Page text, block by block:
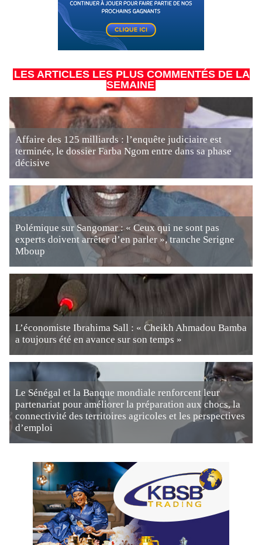
LES ARTICLES LES PLUS COMMENTÉS DE LA
SEMAINE
Affaire des 125 milliards : l’enquête judiciaire est
terminée, le dossier Farba Ngom entre dans sa phase
décisive
Polémique sur Sangomar : « Ceux qui ne sont pas
experts doivent arrêter d’en parler », tranche Serigne
Mboup
L’économiste Ibrahima Sall : « Cheikh Ahmadou Bamba
a toujours été en avance sur son temps »
Le Sénégal et la Banque mondiale renforcent leur
partenariat pour améliorer la préparation aux chocs, la
connectivité des territoires agricoles et les perspectives
d’emploi